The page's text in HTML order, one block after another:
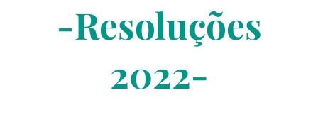
-Resoluções
2022-